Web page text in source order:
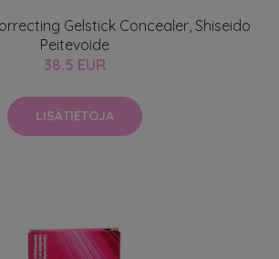
Gelstick Concealer, Shiseido
Peitevoide
38.5 EUR
LISÄTIETOJA